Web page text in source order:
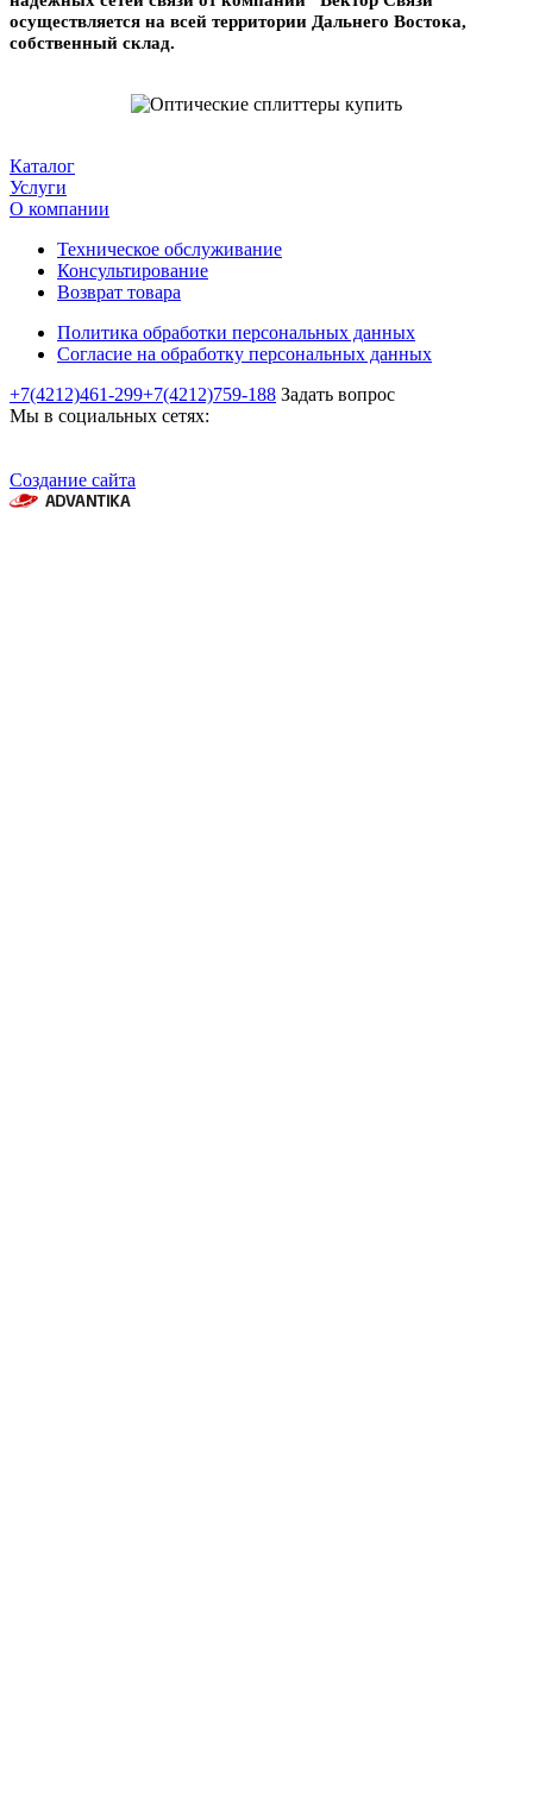
осуществляется на всей территории Дальнего Востока,
собственный склад.
Каталог
Услуги
О компании
Техническое обслуживание
Консультирование
Возврат товара
Политика обработки персональных данных
Согласие на обработку персональных данных
+7(4212)461-299+7(4212)759-188 Задать вопрос
Мы в социальных сетях:
Создание сайта